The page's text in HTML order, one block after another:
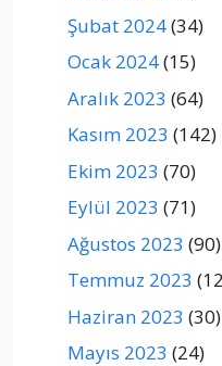
Şubat 2024(34)
Ocak 2024(15)
Aralık 2023 (64)
Kasım 2023 (142)
Ekim 2023 (70)
Eylül 2023 (71)
Ağustos 2023 (90)
Temmuz 2023
Haziran 2023 (30)
Mayıs 2023 (24)